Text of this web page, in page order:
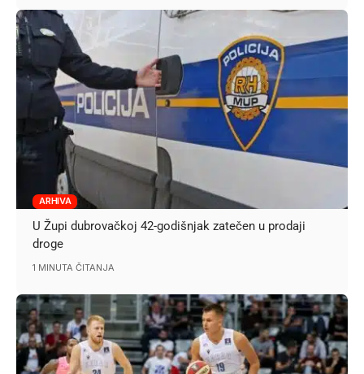
ARHIVA
U Župi dubrovačkoj 42-godišnjak zatečen u prodaji
droge
1 MINUTA ČITANJA